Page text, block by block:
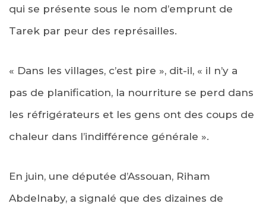
qui se présente sous le nom d’emprunt de
Tarek par peur des représailles.
« Dans les villages, c’est pire », dit-il, « il n’y a
pas de planification, la nourriture se perd dans
les réfrigérateurs et les gens ont des coups de
chaleur dans l’indifférence générale ».
En juin, une députée d’Assouan, Riham
Abdelnaby, a signalé que des dizaines de